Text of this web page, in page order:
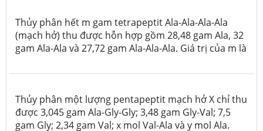
Thủy phân hết m gam tetrapeptit Ala-Ala-Ala-Ala
(mạch hở) thu được hỗn hợp gồm 28,48 gam Ala, 32
gam Ala-Ala và 27,72 gam Ala-Ala-Ala. Giá trị của m là
Thủy phân một lượng pentapeptit mạch hở X chỉ thu
được 3,045 gam Ala-Gly-Gly; 3,48 gam Gly-Val; 7,5
gam Gly; 2,34 gam Val; x mol Val-Ala và y mol Ala.